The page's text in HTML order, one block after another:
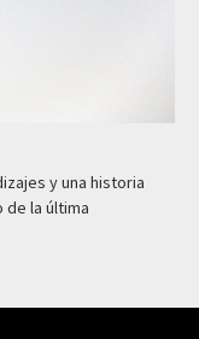
y una historia
la última